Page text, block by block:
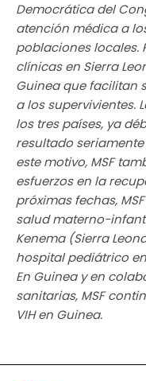
Democrática del
atención médica a
poblaciones locales.
clínicas en Sierra
Guinea que facilitan
a los supervivientes.
los tres países, ya
resultado
este motivo, MSF
esfuerzos en la
próximas fechas,
salud materno-
Kenema (Sierra
hospital pediátrico
En Guinea y en
sanitarias, MSF
VIH en Guinea.